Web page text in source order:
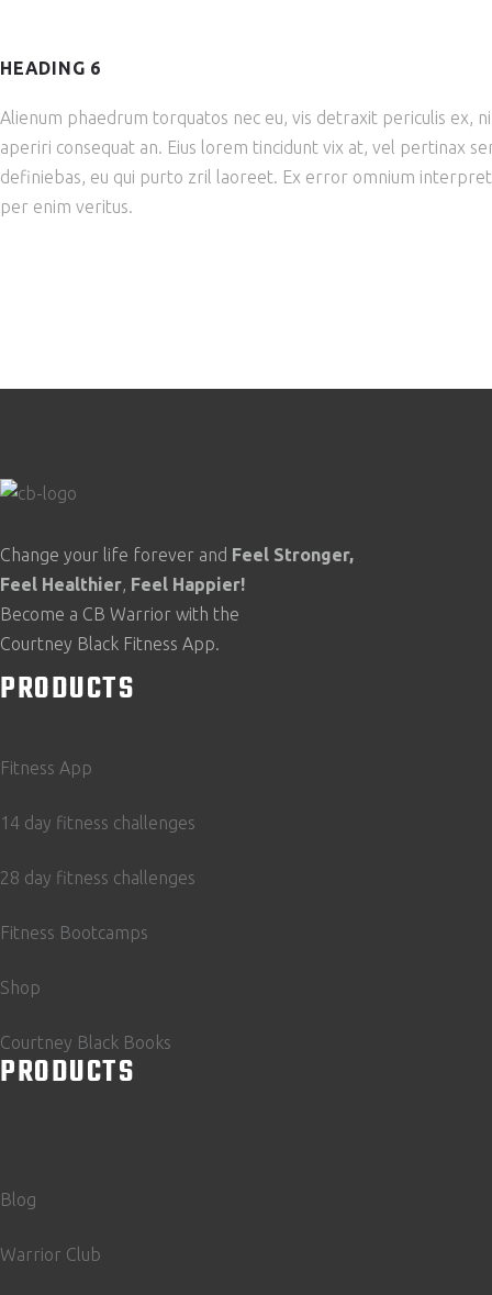
HEADING 6
Alienum phaedrum torquatos nec eu, vis detraxit periculis ex,
aperiri consequat an. Eius lorem tincidunt vix at, vel pertinax
definiebas, eu qui purto zril laoreet. Ex error omnium
per enim veritus.
Change your life forever and Feel Stronger,
Feel Healthier, Feel Happier!
Become a CB Warrior with the
Courtney Black Fitness App.
PRODUCTS
Fitness App
14 day fitness challenges
28 day fitness challenges
Fitness Bootcamps
Shop
Courtney Black Books
PRODUCTS
Blog
Warrior Club